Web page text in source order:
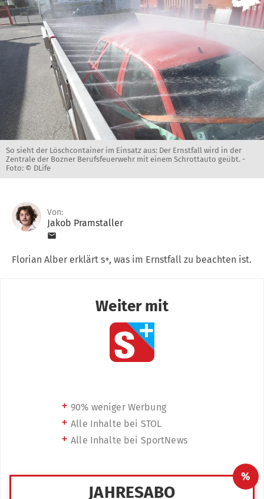
So sieht der Löschcontainer im Einsatz aus: Der Ernstfall wird in der
Zentrale der Bozner Berufsfeuerwehr mit einem Schrottauto geübt. -
Foto: © DLife
Von:
Jakob Pramstaller
Florian Alber erklärt s+, was im Ernstfall zu beachten ist.